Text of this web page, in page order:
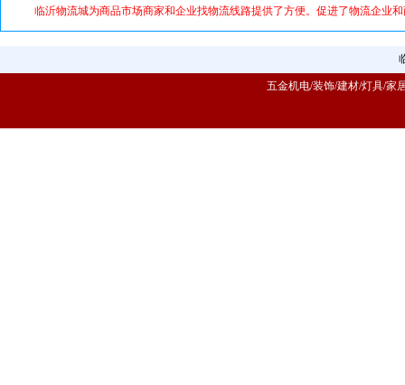
临沂物流城为商品市场商家和企业找物流线路提供了方便。促进了物流企业
五金机电/装饰/建材/灯具/家